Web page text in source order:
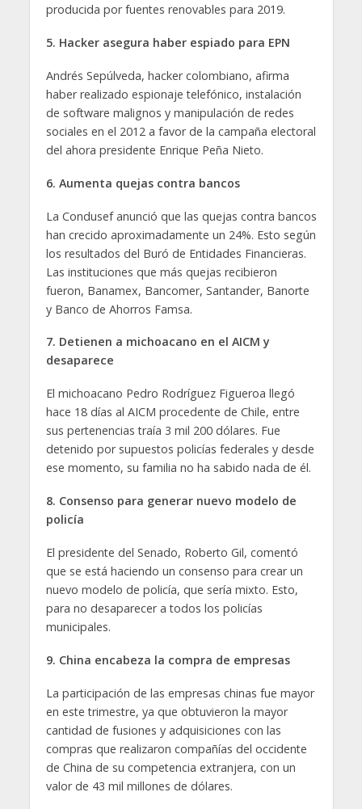
producida por fuentes renovables para 2019.
5. Hacker asegura haber espiado para EPN
Andrés Sepúlveda, hacker colombiano, afirma
haber realizado espionaje telefónico, instalación
de software malignos y manipulación de redes
sociales en el 2012 a favor de la campaña electoral
del ahora presidente Enrique Peña Nieto.
6. Aumenta quejas contra bancos
La Condusef anunció que las quejas contra bancos
han crecido aproximadamente un 24%. Esto según
los resultados del Buró de Entidades Financieras.
Las instituciones que más quejas recibieron
fueron, Banamex, Bancomer, Santander, Banorte
y Banco de Ahorros Famsa.
7. Detienen a michoacano en el AICM y
desaparece
El michoacano Pedro Rodríguez Figueroa llegó
hace 18 días al AICM procedente de Chile, entre
sus pertenencias traía 3 mil 200 dólares. Fue
detenido por supuestos policías federales y desde
ese momento, su familia no ha sabido nada de él.
8. Consenso para generar nuevo modelo de
policía
El presidente del Senado, Roberto Gil, comentó
que se está haciendo un consenso para crear un
nuevo modelo de policía, que sería mixto. Esto,
para no desaparecer a todos los policías
municipales.
9. China encabeza la compra de empresas
La participación de las empresas chinas fue mayor
en este trimestre, ya que obtuvieron la mayor
cantidad de fusiones y adquisiciones con las
compras que realizaron compañías del occidente
de China de su competencia extranjera, con un
valor de 43 mil millones de dólares.